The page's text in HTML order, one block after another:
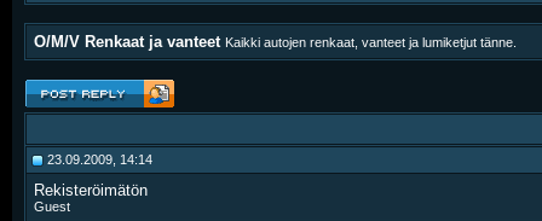
O/M/V Renkaat ja vanteet Kaikki autojen renkaat, vanteet ja lumiketjut tänne.
23.09.2009, 14:14
Rekisteröimätön
Guest